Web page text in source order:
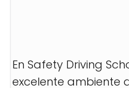
En Safety Driving
excelente ambiente